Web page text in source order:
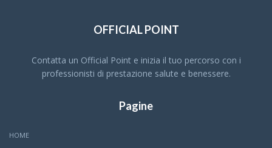
OFFICIAL POINT
Contatta un Official Point e inizia il tuo percorso con i
professionisti di prestazione salute e benessere.
Pagine
HOME